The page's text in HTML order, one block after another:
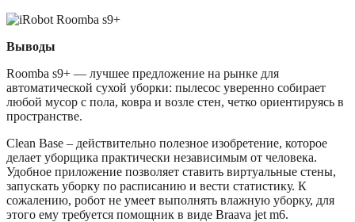
Выводы
Roomba s9+ — лучшее предложение на рынке для
автоматической сухой уборки: пылесос уверенно собирает
любой мусор с пола, ковра и возле стен, четко ориентируясь в
пространстве.
Clean Base – действительно полезное изобретение, которое
делает уборщика практически независимым от человека.
Удобное приложение позволяет ставить виртуальные стены,
запускать уборку по расписанию и вести статистику. К
сожалению, робот не умеет выполнять влажную уборку, для
этого ему требуется помощник в виде Braava jet m6.